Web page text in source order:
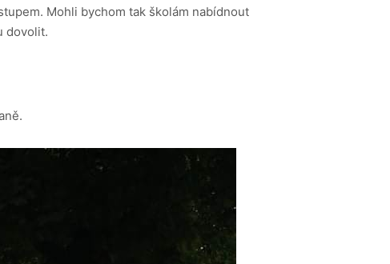
Mohli bychom tak školám nabídnout
dovolit.